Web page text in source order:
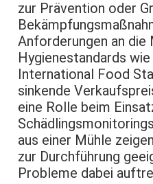
zur Prävention oder
Anforderungen an die
Hygienestandards wie
International Food
sinkende
eine Rolle beim
aus einer Mühle
zur Durchführung
Probleme dabei